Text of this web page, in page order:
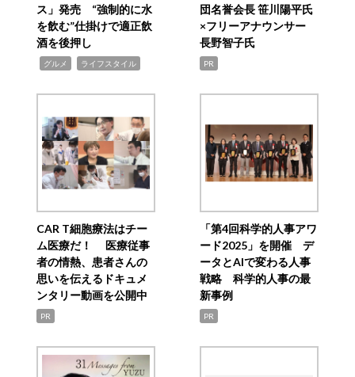
ス」発売 “強制的に水
を飲む”仕掛けで適正飲
酒を後押し
グルメ ライフスタイル
団名誉会長 笹川陽平氏
×フリーアナウンサー
長野智子氏
PR
CAR T細胞療法はチー
ム医療だ！ 医療従事
者の情熱、患者さんの
思いを伝えるドキュメ
ンタリー動画を公開中
PR
「第4回科学的人事アワ
ード2025」を開催 デ
ータとAIで変わる人事
戦略 科学的人事の最
新事例
PR